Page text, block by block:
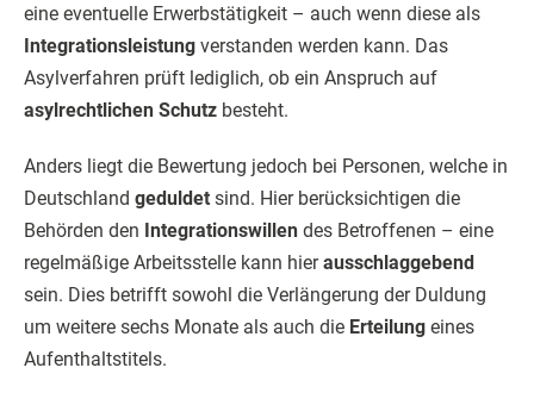
eine eventuelle Erwerbstätigkeit – auch wenn diese als
Integrationsleistung verstanden werden kann. Das
Asylverfahren prüft lediglich, ob ein Anspruch auf
asylrechtlichen Schutz besteht.
Anders liegt die Bewertung jedoch bei Personen, welche in
Deutschland geduldet sind. Hier berücksichtigen die
Behörden den Integrationswillen des Betroffenen – eine
regelmäßige Arbeitsstelle kann hierausschlaggebend
sein. Dies betrifft sowohl die Verlängerung der Duldung
um weitere sechs Monate als auch die Erteilung eines
Aufenthaltstitels.